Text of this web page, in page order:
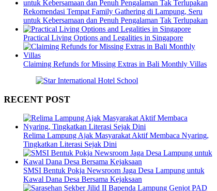
Rekomendasi Tempat Family Gathering di Lampung, Seru
untuk Kebersamaan dan Penuh Pengalaman Tak Terlupakan
Practical Living Options and Legalities in Singapore
Claiming Refunds for Missing Extras in Bali Monthly Villas
RECENT POST
Relima Lampung Ajak Masyarakat Aktif Membaca Nyaring,
Tingkatkan Literasi Sejak Dini
SMSI Bentuk Pokja Newsroom Jaga Desa Lampung untuk
Kawal Dana Desa Bersama Kejaksaan